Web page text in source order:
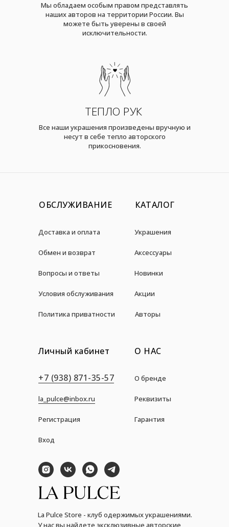
Мы обладаем особым правом представлять
наших авторов на территории России. Вы
можете быть уверены в своей
исключительности.
ТЕПЛО РУК
Все наши украшения произведены вручную и
несут в себе тепло авторского
прикосновения.
ОБСЛУЖИВАНИЕ
Доставка и оплата
Обмен и возврат
Вопросы и ответы
КАТАЛОГ
Украшения
Аксессуары
Новинки
Акции
Условия обслуживания
Политика приватности
О НАС
О бренде
Авторы
Личный кабинет
Вход
+7 (938) 871-35-57
la_pulce@inbox.ru
La Pulce Store - клуб одержимых украшениями.
У нас вы найдете эксклюзивные авторские
Реквизиты
Гарантия
Регистрация